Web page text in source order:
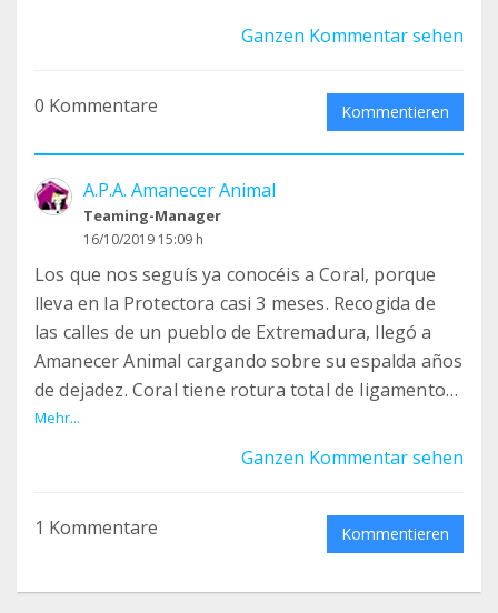
Ganzen Kommentar sehen
0 Kommentare Kommentieren
A.P.A. Amanecer Animal
Teaming-Manager
16/10/2019 15:09 h
Los que nos seguís ya conocéis a Coral, porque
lleva en la Protectora casi 3 meses. Recogida de
las calles de un pueblo de Extremadura, llegó a
Amanecer Animal cargando sobre su espalda años
de dejadez. Coral tiene rotura total de ligamento
anterior cruzado en una de sus rodillas y parcial
en la otra, Ahora que ya está estable, que se han
que tuvo la misma semana que llegó y que su
cirugía que necesita... y que empieza a ser urgente
Mehr...
Ganzen Kommentar sehen
1 Kommentare Kommentieren